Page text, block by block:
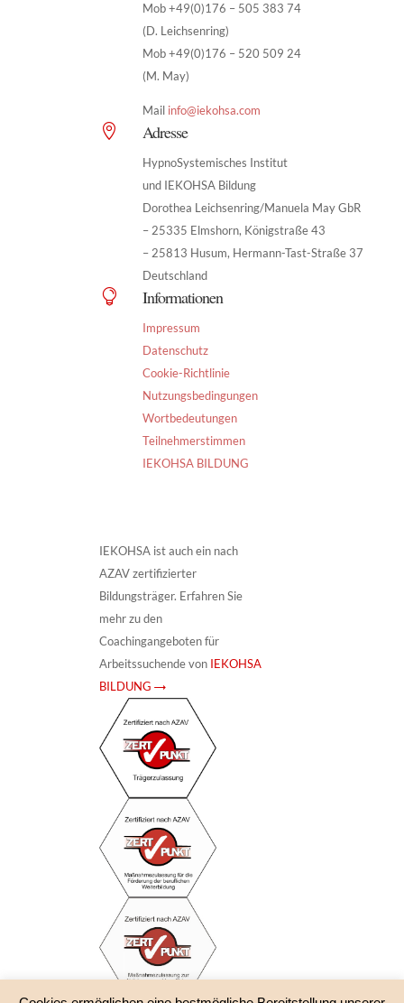
Mob +49(0)176 – 505 383 74
(D. Leichsenring)
Mob +49(0)176 – 520 509 24
(M. May)
Mail info@iekohsa.com
 Adresse
HypnoSystemisches Institut
und IEKOHSA Bildung
Dorothea Leichsenring/Manuela May GbR
– 25335 Elmshorn, Königstraße 43
– 25813 Husum, Hermann-Tast-Straße 37
Deutschland
 Informationen
Impressum
Datenschutz
Cookie-Richtlinie
Nutzungsbedingungen
Wortbedeutungen
Teilnehmerstimmen
IEKOHSA BILDUNG
IEKOHSA ist auch ein nach
AZAV zertifizierter
Bildungsträger. Erfahren Sie
mehr zu den
Coachingangeboten für
Arbeitssuchende von IEKOHSA
BILDUNG →